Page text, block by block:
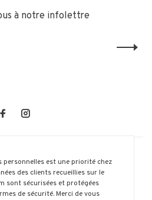
à notre infolettre
personnelles est une priorité chez
des clients recueillies sur le
sont sécurisées et protégées
de sécurité. Merci de vous